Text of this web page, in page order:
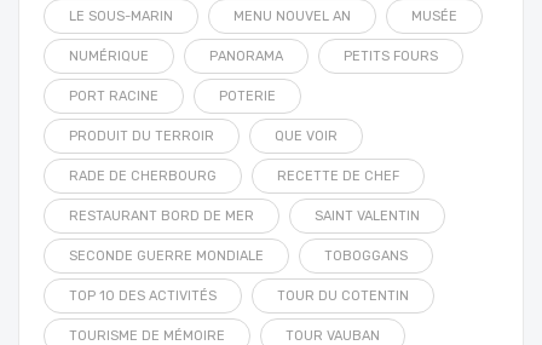
LE SOUS-MARIN MENU NOUVEL AN MUSÉE
NUMÉRIQUE PANORAMA PETITS FOURS
PORT RACINE POTERIE
PRODUIT DU TERROIR QUE VOIR
RADE DE CHERBOURG RECETTE DE CHEF
RESTAURANT BORD DE MER SAINT VALENTIN
SECONDE GUERRE MONDIALE TOBOGGANS
TOP 10 DES ACTIVITÉS TOUR DU COTENTIN
TOURISME DE MÉMOIRE TOUR VAUBAN